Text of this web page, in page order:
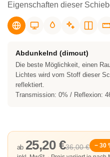
Eigenschaften dieser
Abdunkelnd (dimout)
Die beste Möglichkeit, einen
Lichtes wird vom Stoff dieser
reflektiert.
Transmission: 0% / Reflexion:
36,00 €
ab 25,20 €
− 30